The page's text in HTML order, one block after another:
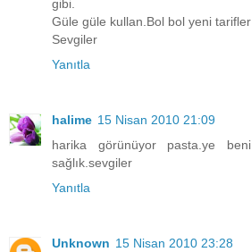
gibi.
Güle güle kullan.Bol bol yeni
Sevgiler
Yanıtla
halime 15 Nisan 2010 21:09
harika görünüyor pasta.ye
sağlık.sevgiler
Yanıtla
Unknown 15 Nisan 2010 23:28